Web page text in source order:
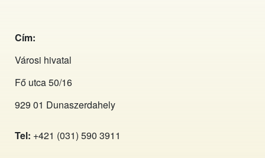
Cím:
Városi hivatal
Fő utca 50/16
929 01 Dunaszerdahely
Tel: +421 (031) 590 3911